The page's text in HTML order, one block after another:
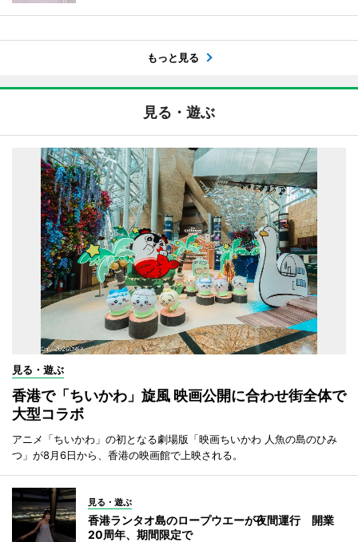
もっと見る
見る・遊ぶ
見る・遊ぶ
香港で「ちいかわ」旋風 映画公開に合わせ街全体で
大型コラボ
アニメ「ちいかわ」の初となる劇場版「映画ちいかわ 人魚の島のひみ
つ」が8月6日から、香港の映画館で上映される。
見る・遊ぶ
香港ランタオ島のロープウエーが夜間運行 開業
20周年、期間限定で